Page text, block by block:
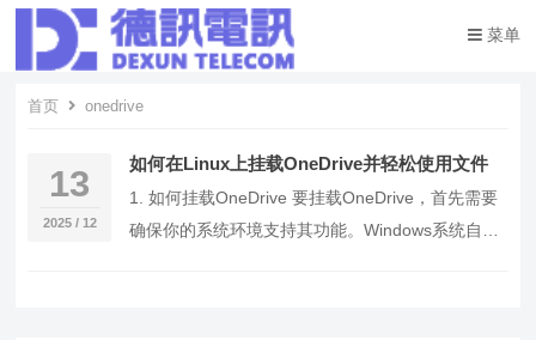
菜单
首页 onedrive
13
2025 / 12
如何在Linux上挂载OneDrive并轻松使用文件
1. 如何挂载OneDrive 要挂载OneDrive，首先需要
确保你的系统环境支持其功能。Windows系统自带